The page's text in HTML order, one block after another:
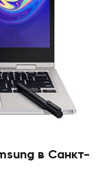
в Санкт-